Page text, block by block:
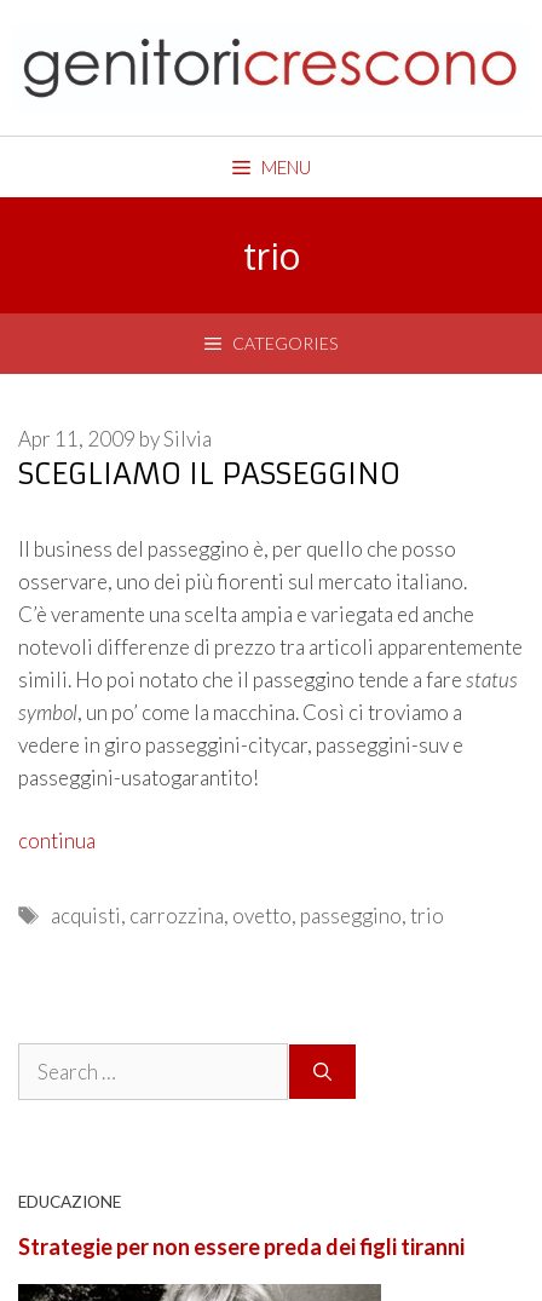
content
MENU
trio
CATEGORIES
SCEGLIAMO IL PASSEGGINO
Apr 11, 2009 bySilvia
Il business del passeggino è, per quello che posso
osservare, uno dei più fiorenti sul mercato italiano.
C’è veramente una scelta ampia e variegata ed anche
notevoli differenze di prezzo tra articoli apparentemente
simili. Ho poi notato che il passeggino tende a farestatus
symbol, un po’ come la macchina. Così ci troviamo a
vedere in giro passeggini-citycar, passeggini-suv e
passeggini-usatogarantito!
continua
Tags
acquisti, carrozzina, ovetto, passeggino,trio
Search
EDUCAZIONE
Strategie per non essere preda dei figli tiranni